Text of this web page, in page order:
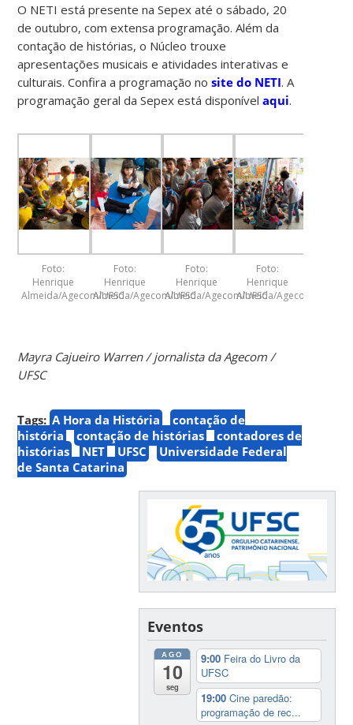
O NETI está presente na Sepex até o sábado, 20
de outubro, com extensa programação. Além da
contação de histórias, o Núcleo trouxe
apresentações musicais e atividades interativas e
culturais. Confira a programação nosite do NETI. A
programação geral da Sepex está disponívelaqui.
Foto:
Henrique
Almeida/Agecom/UFSC
Foto:
Henrique
Almeida/Agecom/UFSC
Foto:
Henrique
Almeida/Agecom/UFSC
Foto:
Henrique
Almeida/Agecom/UFSC
Mayra Cajueiro Warren / jornalista da Agecom /
UFSC
Tags: A Hora da História
contação de
história
contação de histórias
contadores de
histórias
NET UFSC
Universidade Federal
de Santa Catarina
Eventos
AGO
10
seg
9:00 Feira do Livro da
UFSC
19:00Cine paredão:
programação de rec...